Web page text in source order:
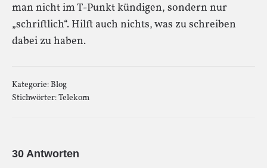
man nicht im T-Punkt kündigen, sondern nur
„schriftlich“. Hilft auch nichts, was zu schreiben
dabei zu haben.
Kategorie:Blog
Stichwörter:Telekom
30 Antworten